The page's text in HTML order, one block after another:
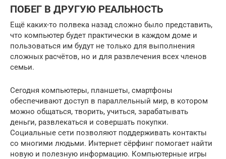
ПОБЕГ В ДРУГУЮ РЕАЛЬНОСТЬ
Ещё каких-то полвека назад сложно было представить,
что компьютер будет практически в каждом доме и
пользоваться им будут не только для выполнения
сложных расчётов, но и для развлечения всех членов
семьи.
Сегодня компьютеры, планшеты, смартфоны
обеспечивают доступ в параллельный мир, в котором
можно общаться, творить, учиться, зарабатывать
деньги, развлекаться и совершать покупки.
Социальные сети позволяют поддерживать контакты
со многими людьми. Интернет сёрфинг помогает найти
новую и полезную информацию. Компьютерные игры